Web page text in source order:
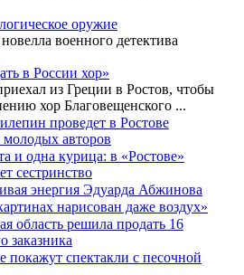
оружие
военного детектива
в России хор»
из Греции в Ростов, чтобы
хор Благовещенского ...
проведет в Ростове
авторов
и одна курица: в «Ростове»
сестринство
энергия Эдуарда Абжинова
нарисован даже воздух»
область решила продать 16
заказника
покажут спектакли с песочной